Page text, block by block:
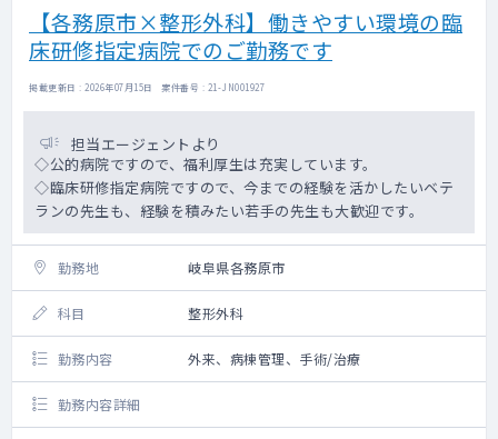
【各務原市×整形外科】働きやすい環境の臨
床研修指定病院でのご勤務です
掲載更新日 : 2026年07月15日 案件番号 : 21-JN001927
担当エージェントより
◇公的病院ですので、福利厚生は充実しています。
◇臨床研修指定病院ですので、今までの経験を活かしたいベテ
ランの先生も、経験を積みたい若手の先生も大歓迎です。
勤務地 岐阜県各務原市
科目 整形外科
勤務内容 外来、病棟管理、手術/治療
勤務内容詳細